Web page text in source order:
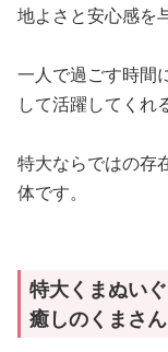
地よさと安心感を
一人で過ごす時間
して活躍してくれ
特大ならではの存
体です。
特大くまぬい
癒しのくまさん